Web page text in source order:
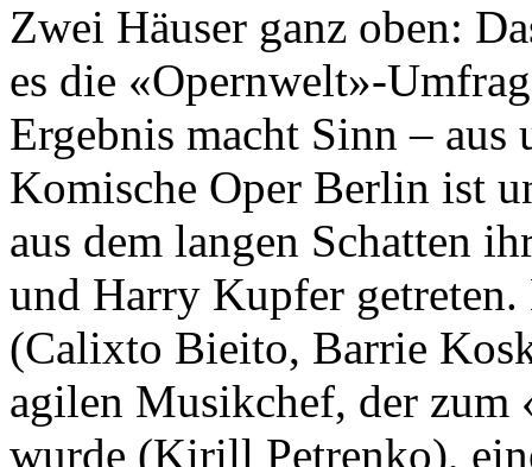
Zwei Häuser ganz oben:
es die «Opernwelt»-
Ergebnis macht Sinn –
Komische Oper Berlin ist
aus dem langen Schatten
und Harry Kupfer
(Calixto Bieito, Barrie
agilen Musik­chef, der zum
wurde (Kirill ­Petrenko),